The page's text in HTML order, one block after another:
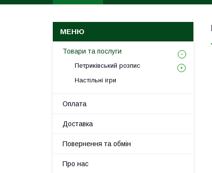
Товари та послуги
Петриківський розпис
Настільні ігри
Оплата
Доставка
Повернення та обмін
Про нас